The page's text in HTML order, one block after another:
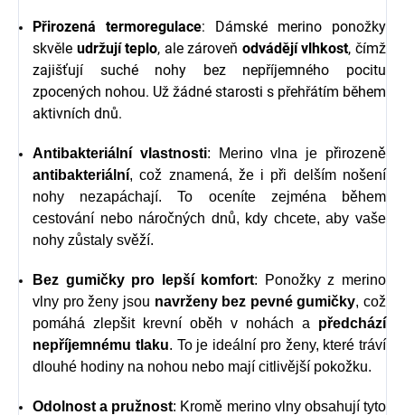
Přirozená termoregulace: Dámské merino ponožky
skvěle udržují teplo, ale zároveň odvádějí vlhkost, čímž
zajišťují suché nohy bez nepříjemného pocitu
zpocených nohou. Už žádné starosti s přehřátím během
aktivních dnů.
Antibakteriální vlastnosti: Merino vlna je přirozeně
antibakteriální, což znamená, že i při delším nošení
nohy nezapáchají. To oceníte zejména během
cestování nebo náročných dnů, kdy chcete, aby vaše
nohy zůstaly svěží.
Bez gumičky pro lepší komfort: Ponožky z merino
vlny pro ženy jsou navrženy bez pevné gumičky, což
pomáhá zlepšit krevní oběh v nohách a předchází
nepříjemnému tlaku. To je ideální pro ženy, které tráví
dlouhé hodiny na nohou nebo mají citlivější pokožku.
Odolnost a pružnost: Kromě merino vlny obsahují tyto